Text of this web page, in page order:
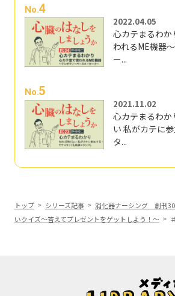
No.4
2022.04.05
心カテまるわか
われるME機器
ー...
No.5
2021.11.02
心カテまるわか
い 私がカテに
タ...
トップ シリーズ記事
消化器ナーシング 創刊
いクイズ～答えてプレゼントをゲットしよう！～